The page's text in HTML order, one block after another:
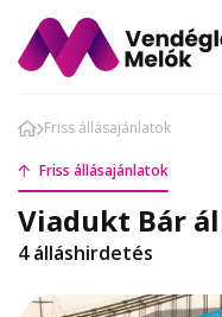
Friss állásajánlatok
Friss állásajánlatok
Viadukt Bár
4 álláshirdetés